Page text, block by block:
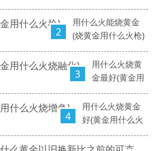
2
用什么火能烧黄金
(烧黄金用什么火枪)
3
用什么火烧黄
金最好(黄金用
4
用什么火烧黄金
好(黄金用什么火